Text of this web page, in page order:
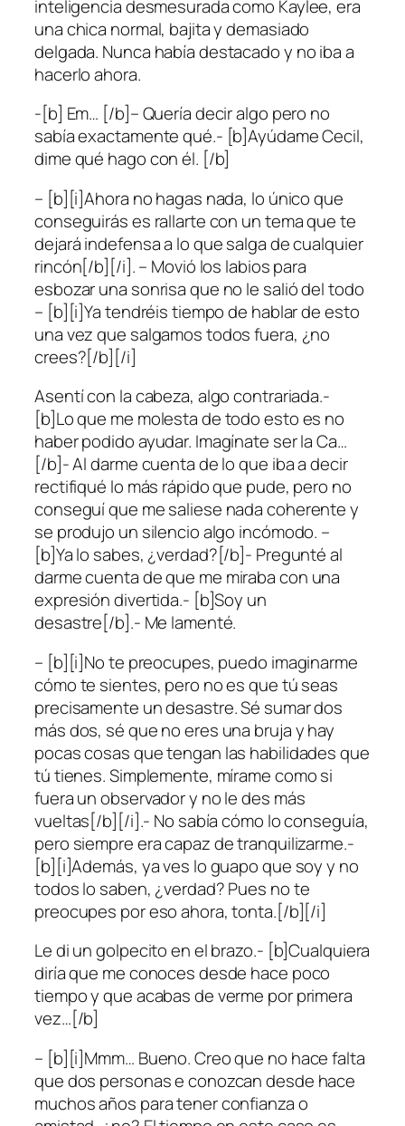
inteligencia desmesurada como Kaylee, era
una chica normal, bajita y demasiado
delgada. Nunca había destacado y no iba a
hacerlo ahora.
-[b] Em… [/b]– Quería decir algo pero no
sabía exactamente qué.- [b]Ayúdame Cecil,
dime qué hago con él. [/b]
– [b][i]Ahora no hagas nada, lo único que
conseguirás es rallarte con un tema que te
dejará indefensa a lo que salga de cualquier
rincón[/b][/i]. – Movió los labios para
esbozar una sonrisa que no le salió del todo
– [b][i]Ya tendréis tiempo de hablar de esto
una vez que salgamos todos fuera, ¿no
crees?[/b][/i]
Asentí con la cabeza, algo contrariada.-
[b]Lo que me molesta de todo esto es no
haber podido ayudar. Imagínate ser la Ca…
[/b]- Al darme cuenta de lo que iba a decir
rectifiqué lo más rápido que pude, pero no
conseguí que me saliese nada coherente y
se produjo un silencio algo incómodo. –
[b]Ya lo sabes, ¿verdad?[/b]- Pregunté al
darme cuenta de que me miraba con una
expresión divertida.- [b]Soy un
desastre[/b].- Me lamenté.
– [b][i]No te preocupes, puedo imaginarme
cómo te sientes, pero no es que tú seas
precisamente un desastre. Sé sumar dos
más dos, sé que no eres una bruja y hay
pocas cosas que tengan las habilidades que
tú tienes. Simplemente, mírame como si
fuera un observador y no le des más
vueltas[/b][/i].- No sabía cómo lo conseguía,
pero siempre era capaz de tranquilizarme.-
[b][i]Además, ya ves lo guapo que soy y no
todos lo saben, ¿verdad? Pues no te
preocupes por eso ahora, tonta.[/b][/i]
Le di un golpecito en el brazo.- [b]Cualquiera
diría que me conoces desde hace poco
tiempo y que acabas de verme por primera
vez…[/b]
– [b][i]Mmm… Bueno. Creo que no hace falta
que dos personas e conozcan desde hace
muchos años para tener confianza o